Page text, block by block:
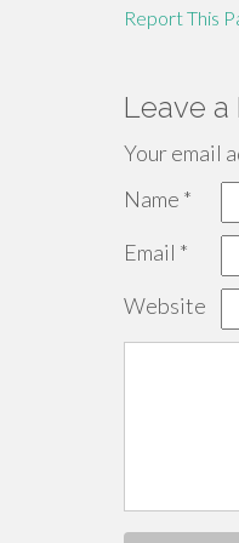
Report This
Leave a
Your email
Name *
Email *
Website